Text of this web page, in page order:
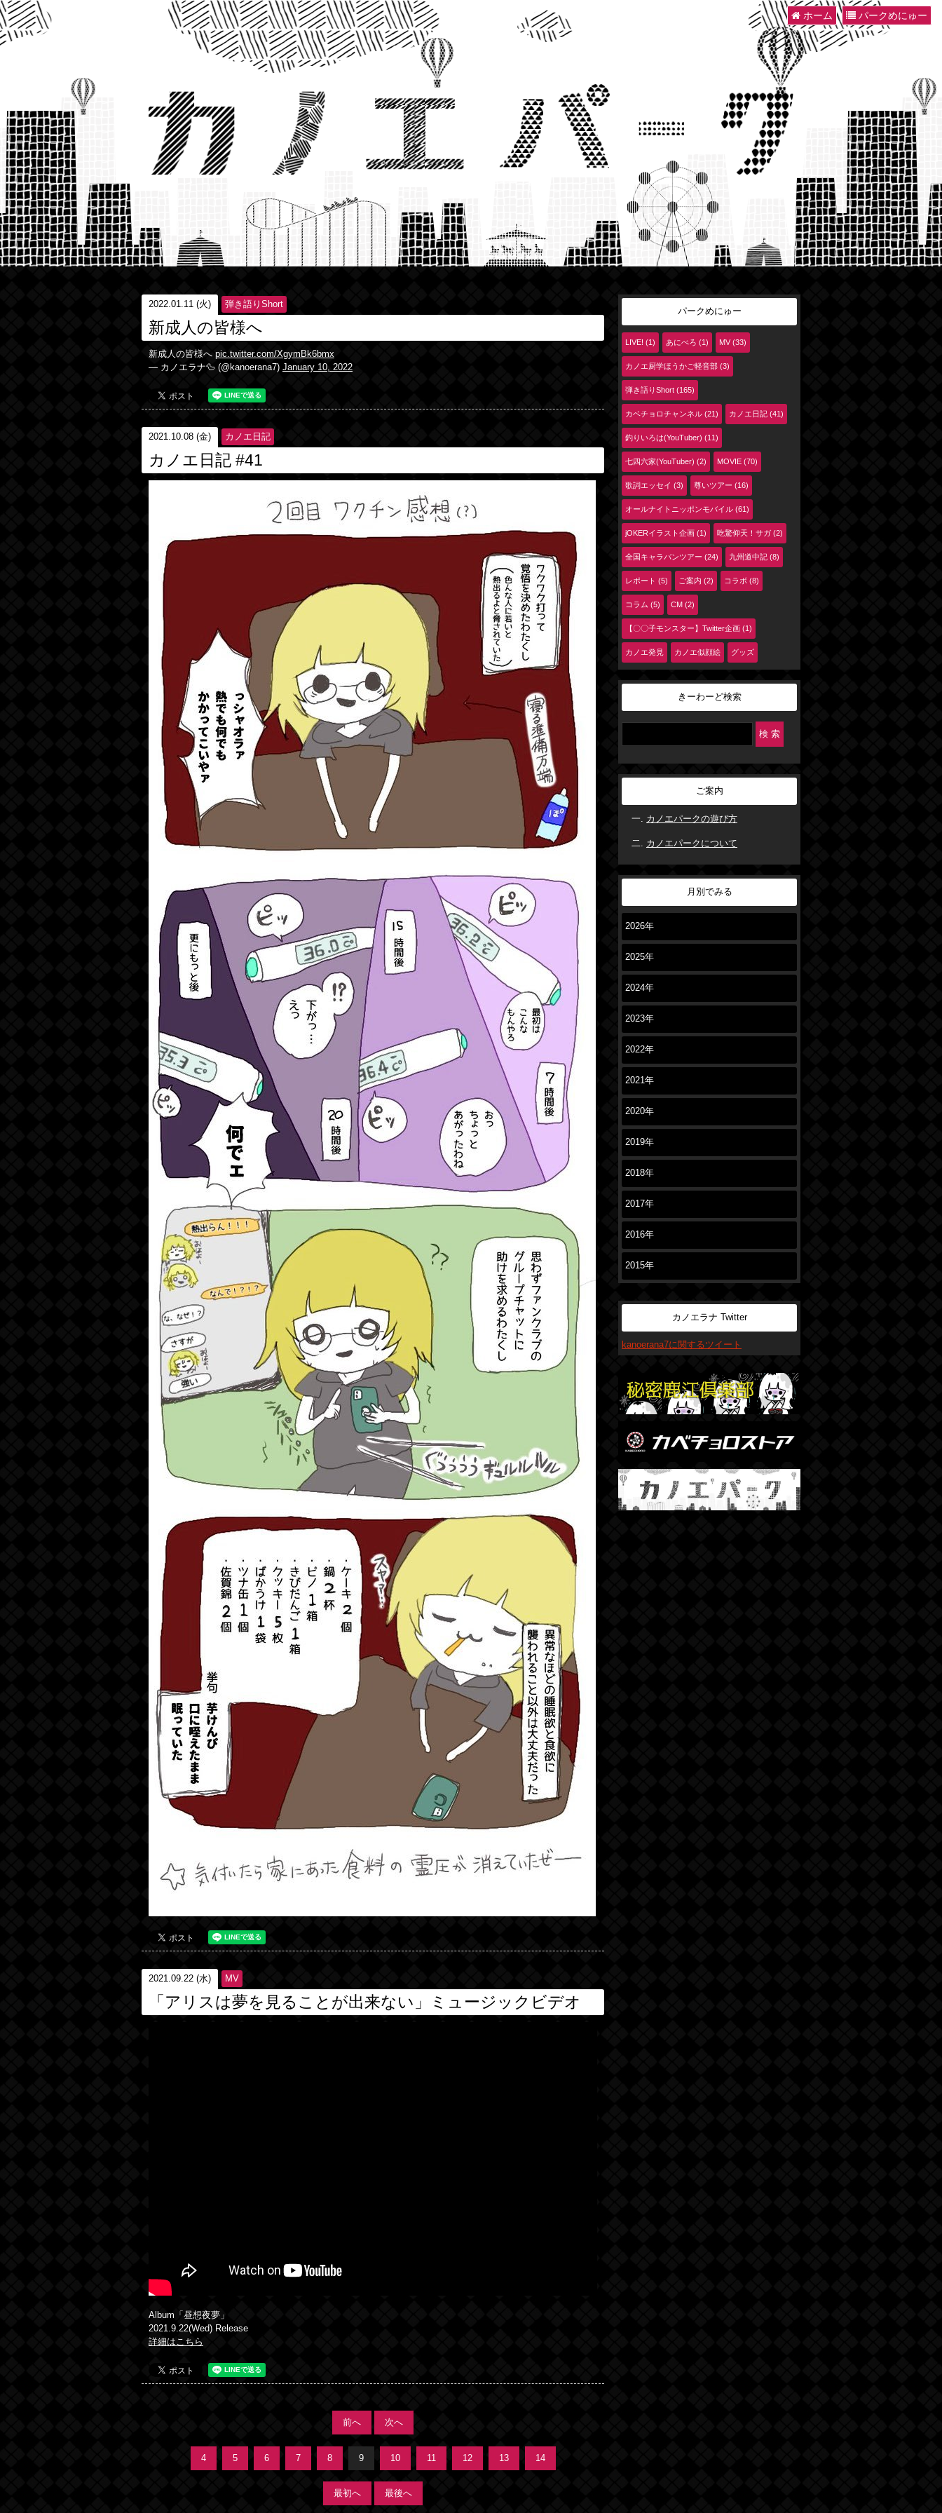
ホーム パークめにゅー
2022.01.11 (火) 弾き語りShort
新成人の皆様へ
新成人の皆様へ pic.twitter.com/XgymBk6bmx
— カノエラナ🦆 (@kanoerana7) January 10, 2022
2021.10.08 (金) カノエ日記
カノエ日記 #41
2021.09.22 (水) MV
「アリスは夢を見ることが出来ない」ミュージックビデオ
Album「昼想夜夢」
2021.9.22(Wed) Release
詳細はこちら
前へ 次へ
4 5 6 7 8 9 10 11 12 13 14
最初へ 最後へ
パークめにゅー
LIVE! (1) あにぺろ (1) MV (33)
カノエ厨学ほうかご軽音部 (3)
弾き語りShort (165)
カベチョロチャンネル (21) カノエ日記 (41)
釣りいろは(YouTuber) (11)
七四六家(YouTuber) (2) MOVIE (70)
歌詞エッセイ (3) 尊いツアー (16)
オールナイトニッポンモバイル (61)
jOKERイラスト企画 (1) 吃驚仰天！サガ (2)
全国キャラバンツアー (24) 九州道中記 (8)
レポート (5) ご案内 (2) コラボ (8)
コラム (5) CM (2)
【〇〇子モンスター】Twitter企画 (1)
カノエ発見 カノエ似顔絵 グッズ
きーわーど検索
ご案内
カノエパークの遊び方
カノエパークについて
月別でみる
2026年
2025年
2024年
2023年
2022年
2021年
2020年
2019年
2018年
2017年
2016年
2015年
カノエラナ Twitter
kanoerana7に関するツイート